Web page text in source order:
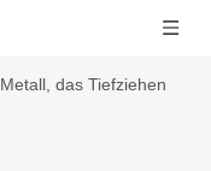
Metall, das Tiefziehen